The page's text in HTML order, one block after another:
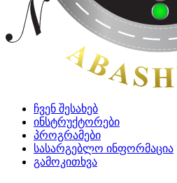
ჩვენ შესახებ
ინსტრუქტორები
პროგრამები
სასარგებლო ინფორმაცია
გამოკითხვა